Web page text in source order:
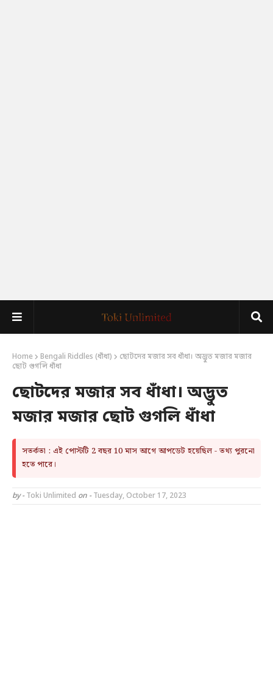
Home Bengali Riddles (ধাঁধা)
ছোটদের মজার সব ধাঁধা। অদ্ভুত মজার মজার
ছোট গুগলি ধাঁধা
ছোটদের মজার সব ধাঁধা। অদ্ভুত
মজার মজার ছোট গুগলি ধাঁধা
সতর্কতা : এই পোস্টটি 2 বছর 10 মাস আগে আপডেট হয়েছিল - তথ্য পুরনো
হতে পারে।
by - Toki Unlimited on -Tuesday, October 17, 2023